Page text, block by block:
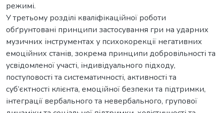
режимі.
У третьому розділі кваліфікаційної роботи
обґрунтовані принципи застосування гри на ударних
музичних інструментах у психокорекції негативних
емоційних станів, зокрема принципи добровільності та
усвідомленої участі, індивідуального підходу,
поступовості та систематичності, активності та
суб’єктності клієнта, емоційної безпеки та підтримки,
інтеграції вербального та невербального, групової